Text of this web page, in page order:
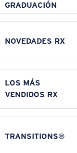
GRADUACIÓN
NOVEDADES RX
LOS MÁS
VENDIDOS RX
TRANSITIONS®